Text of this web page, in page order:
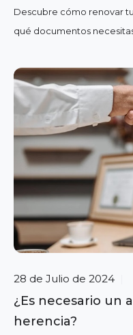
Descubre cómo renovar
qué documentos
28 de Julio de 2024
¿Es necesario un
herencia?